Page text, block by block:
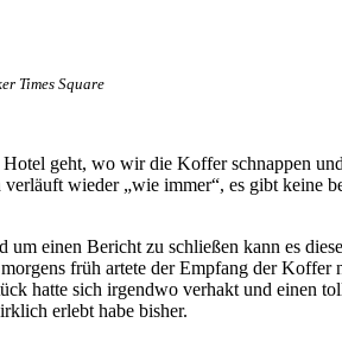
Times Square
geht, wo wir die Koffer schnappen
wieder „wie immer“, es gibt keine
einen Bericht zu schließen kann es
früh artete der Empfang der Koffer
hatte sich irgendwo verhakt und einen
erlebt habe bisher.